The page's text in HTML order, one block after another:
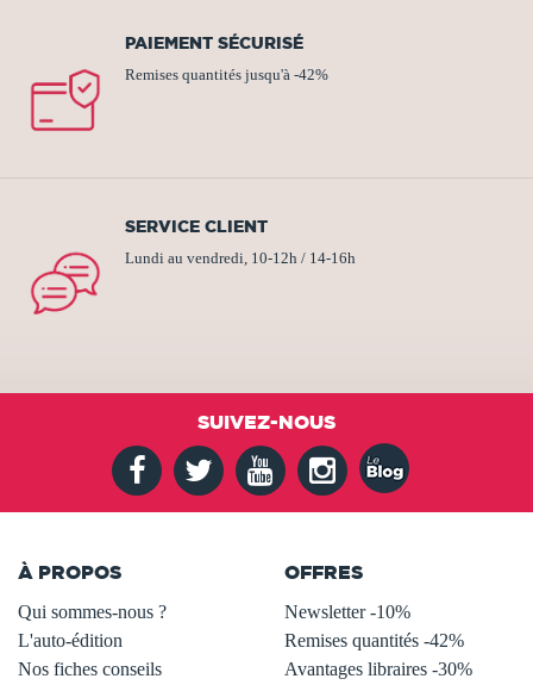
PAIEMENT SÉCURISÉ
Remises quantités jusqu'à -42%
SERVICE CLIENT
Lundi au vendredi, 10-12h / 14-16h
SUIVEZ-NOUS
À PROPOS
Qui sommes-nous ?
L'auto-édition
Nos fiches conseils
OFFRES
Newsletter -10%
Remises quantités -42%
Avantages libraires -30%